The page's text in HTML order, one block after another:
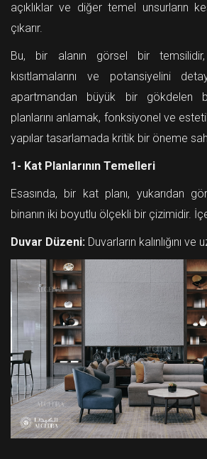
açıklıklar ve diğer temel unsurların
çıkarır.
Bu, bir alanın görsel bir temsilidir,
kısıtlamalarını ve potansiyelini
apartmandan büyük bir gökdelen
planlarını anlamak, fonksiyonel ve
yapılar tasarlamada kritik bir öneme
1- Kat Planlarının Temelleri
Esasında, bir kat planı, yukarıdan
binanın iki boyutlu ölçekli bir çizimidir.
Duvar Düzeni: Duvarların kalınlığını